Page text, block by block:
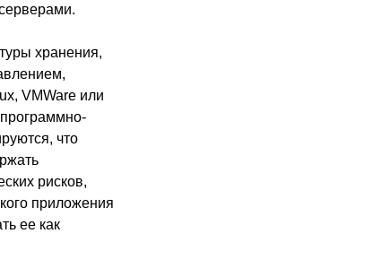
хранения,
VMWare или
что
рисков,
приложения
ее как